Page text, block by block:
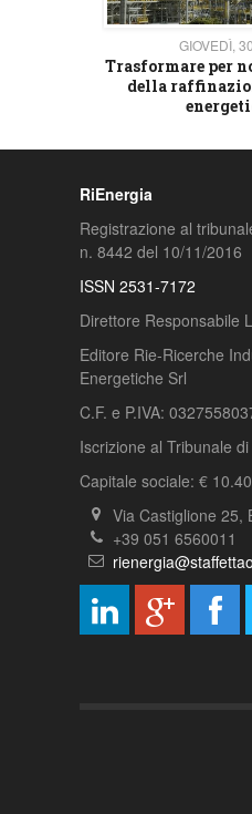
GIOVEDÌ,
Trasformare per
della
RiEnergia
Registrazione al
n. 8442 del 10/11/2016
ISSN 2531-7172
Direttore Responsabile
Editore Rie-Ricerche
Energetiche Srl
C.F. e P.IVA:
Iscrizione al Tribunale
Capitale sociale: €
Via Castiglione 25,
+39 051 6560011